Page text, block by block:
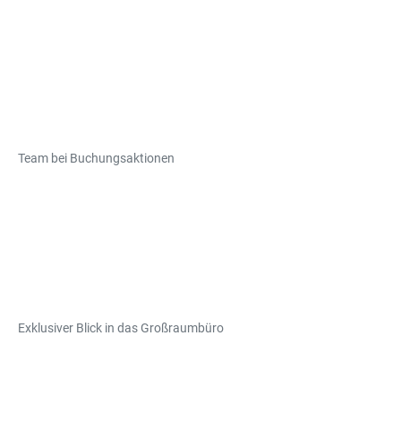
Team bei Buchungsaktionen
Exklusiver Blick in das Großraumbüro